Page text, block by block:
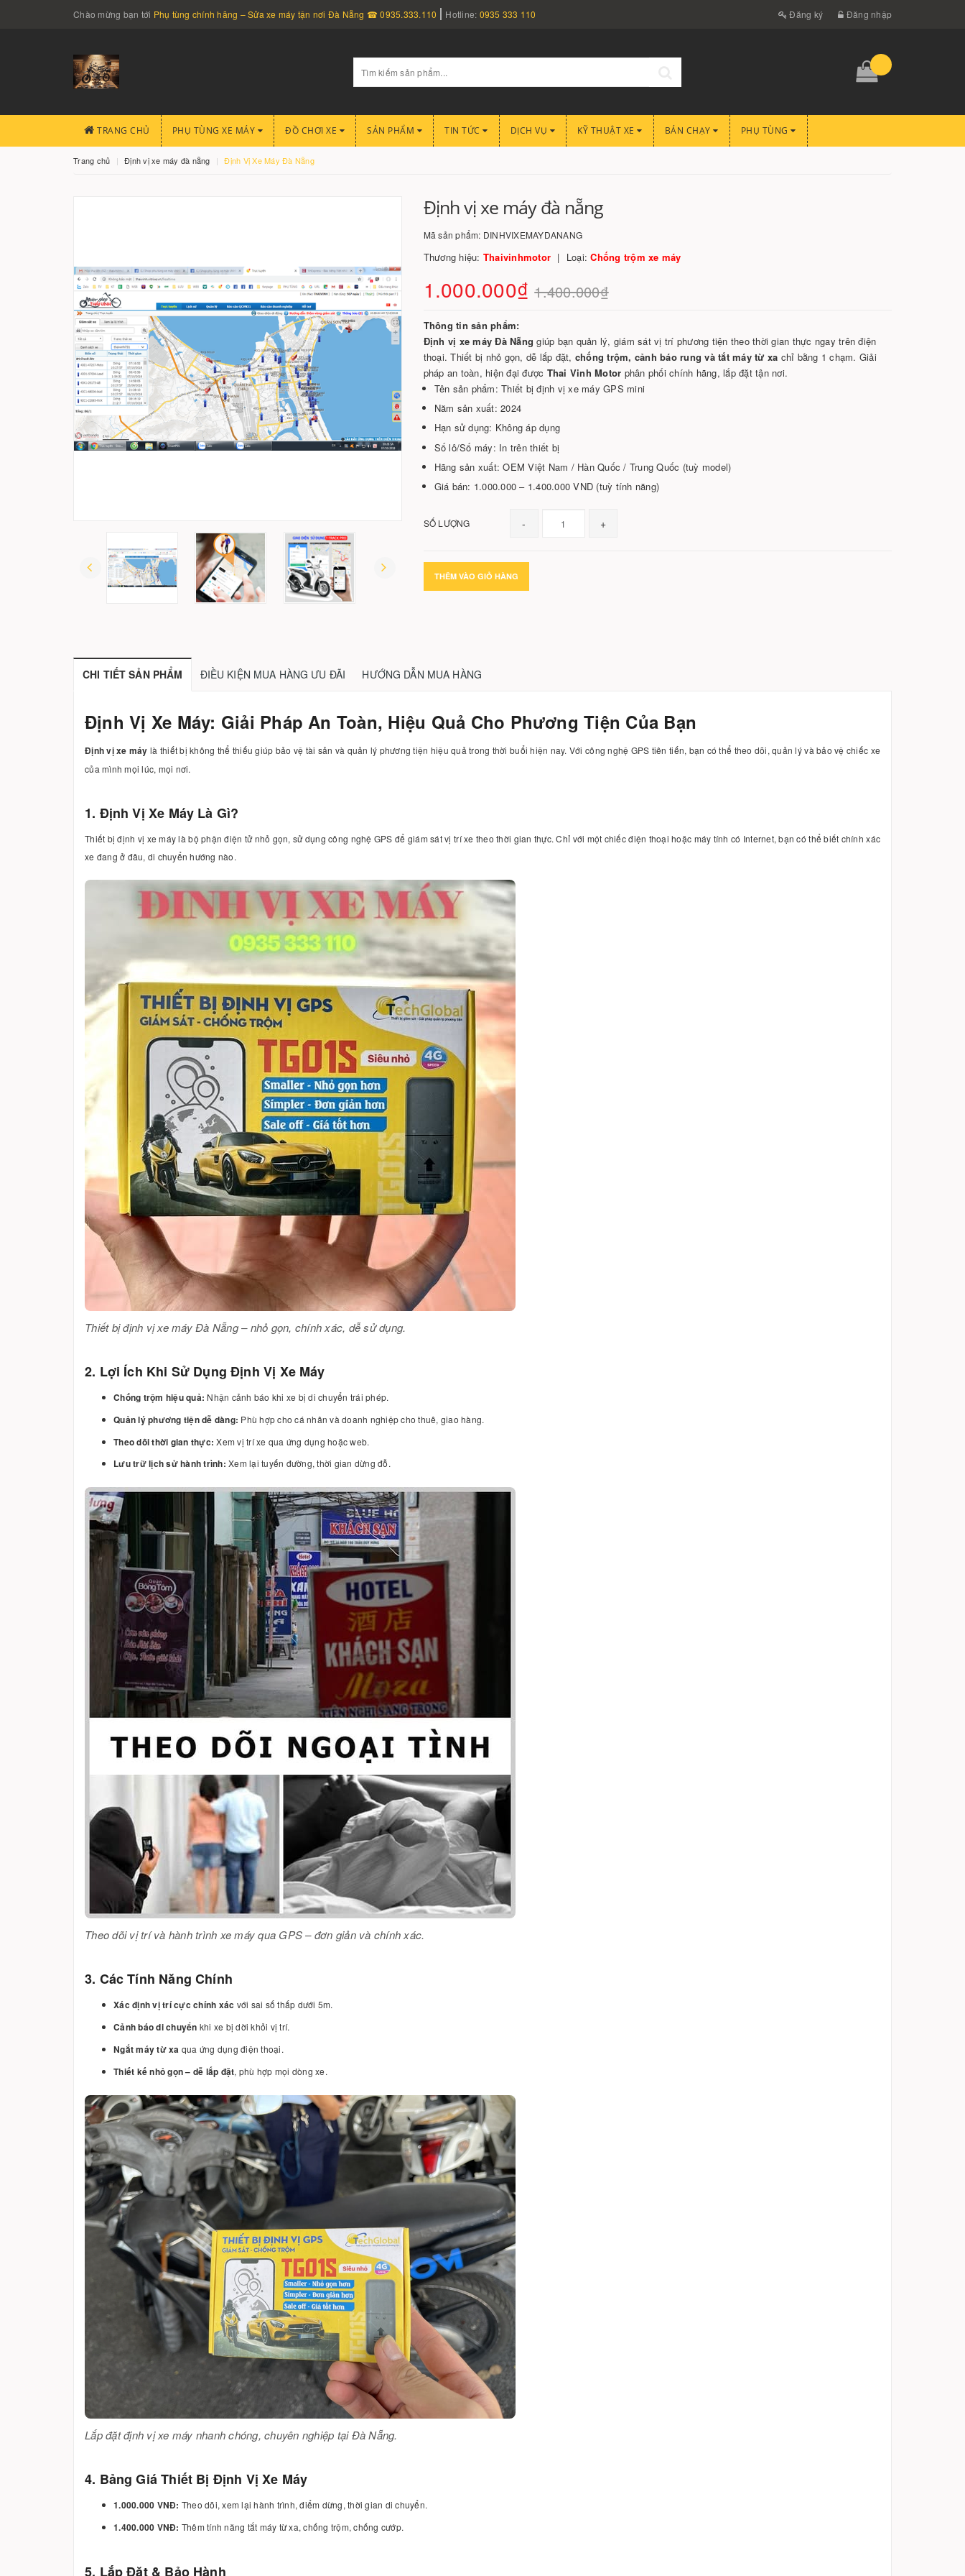
Chào mừng bạn tới Phụ tùng chính hãng – Sửa xe máy tận nơi Đà Nẵng ☎ 0935.333.110 Hotline: 0935 333 110 Đăng ký Đăng nhập
TRANG CHỦ PHỤ TÙNG XE MÁY ĐỒ CHƠI XE SẢN PHẨM TIN TỨC DỊCH VỤ KỸ THUẬT XE BÁN CHẠY PHỤ TÙNG
Trang chủ Định vị xe máy đà nẵng Định Vị Xe Máy Đà Nẵng
Định vị xe máy đà nẵng
Mã sản phẩm: DINHVIXEMAYDANANG
Thương hiệu: Thaivinhmotor Loại:Chống trộm xe máy
1.000.000₫ 1.400.000₫
Thông tin sản phẩm:
Định vị xe máy Đà Nẵng giúp bạn quản lý, giám sát vị trí phương tiện theo thời gian thực ngay trên điện
thoại. Thiết bị nhỏ gọn, dễ lắp đặt, chống trộm, cảnh báo rung và tắt máy từ xa chỉ bằng 1 chạm. Giải
pháp an toàn, hiện đại được Thai Vinh Motor phân phối chính hãng, lắp đặt tận nơi.
Tên sản phẩm: Thiết bị định vị xe máy GPS mini
Năm sản xuất: 2024
Hạn sử dụng: Không áp dụng
Số lô/Số máy: In trên thiết bị
Hãng sản xuất: OEM Việt Nam / Hàn Quốc / Trung Quốc (tuỳ model)
Giá bán: 1.000.000 – 1.400.000 VND (tuỳ tính năng)
SỐ LƯỢNG - +
THÊM VÀO GIỎ HÀNG
CHI TIẾT SẢN PHẨM ĐIỀU KIỆN MUA HÀNG ƯU ĐÃI HƯỚNG DẪN MUA HÀNG
Định Vị Xe Máy: Giải Pháp An Toàn, Hiệu Quả Cho Phương Tiện Của Bạn
Định vị xe máy là thiết bị không thể thiếu giúp bảo vệ tài sản và quản lý phương tiện hiệu quả trong thời buổi hiện nay. Với công nghệ GPS tiên tiến, bạn có thể theo dõi, quản lý và bảo vệ chiếc xe
của mình mọi lúc, mọi nơi.
1. Định Vị Xe Máy Là Gì?
Thiết bị định vị xe máy là bộ phận điện tử nhỏ gọn, sử dụng công nghệ GPS để giám sát vị trí xe theo thời gian thực. Chỉ với một chiếc điện thoại hoặc máy tính có Internet, bạn có thể biết chính xác
xe đang ở đâu, di chuyển hướng nào.
Thiết bị định vị xe máy Đà Nẵng – nhỏ gọn, chính xác, dễ sử dụng.
2. Lợi Ích Khi Sử Dụng Định Vị Xe Máy
Chống trộm hiệu quả: Nhận cảnh báo khi xe bị di chuyển trái phép.
Quản lý phương tiện dễ dàng: Phù hợp cho cá nhân và doanh nghiệp cho thuê, giao hàng.
Theo dõi thời gian thực: Xem vị trí xe qua ứng dụng hoặc web.
Lưu trữ lịch sử hành trình: Xem lại tuyến đường, thời gian dừng đỗ.
Theo dõi vị trí và hành trình xe máy qua GPS – đơn giản và chính xác.
3. Các Tính Năng Chính
Xác định vị trí cực chính xác với sai số thấp dưới 5m.
Cảnh báo di chuyển khi xe bị dời khỏi vị trí.
Ngắt máy từ xa qua ứng dụng điện thoại.
Thiết kế nhỏ gọn – dễ lắp đặt, phù hợp mọi dòng xe.
Lắp đặt định vị xe máy nhanh chóng, chuyên nghiệp tại Đà Nẵng.
4. Bảng Giá Thiết Bị Định Vị Xe Máy
1.000.000 VNĐ: Theo dõi, xem lại hành trình, điểm dừng, thời gian di chuyển.
1.400.000 VNĐ: Thêm tính năng tắt máy từ xa, chống trộm, chống cướp.
5. Lắp Đặt & Bảo Hành